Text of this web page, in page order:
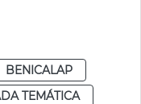
BENICALAP
TEMÁTICA